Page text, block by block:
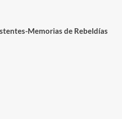
Memorias de Rebeldías